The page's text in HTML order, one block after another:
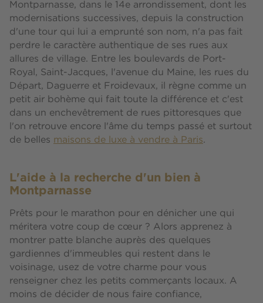
Montparnasse, dans le 14e arrondissement, dont les
modernisations successives, depuis la construction
d'une tour qui lui a emprunté son nom, n'a pas fait
perdre le caractère authentique de ses rues aux
allures de village. Entre les boulevards de Port-
Royal, Saint-Jacques, l'avenue du Maine, les rues du
Départ, Daguerre et Froidevaux, il règne comme un
petit air bohème qui fait toute la différence et c'est
dans un enchevêtrement de rues pittoresques que
l'on retrouve encore l'âme du temps passé et surtout
de belles maisons de luxe à vendre à Paris.
L'aide à la recherche d'un bien à
Montparnasse
Prêts pour le marathon pour en dénicher une qui
méritera votre coup de cœur ? Alors apprenez à
montrer patte blanche auprès des quelques
gardiennes d'immeubles qui restent dans le
voisinage, usez de votre charme pour vous
renseigner chez les petits commerçants locaux. A
moins de décider de nous faire confiance,